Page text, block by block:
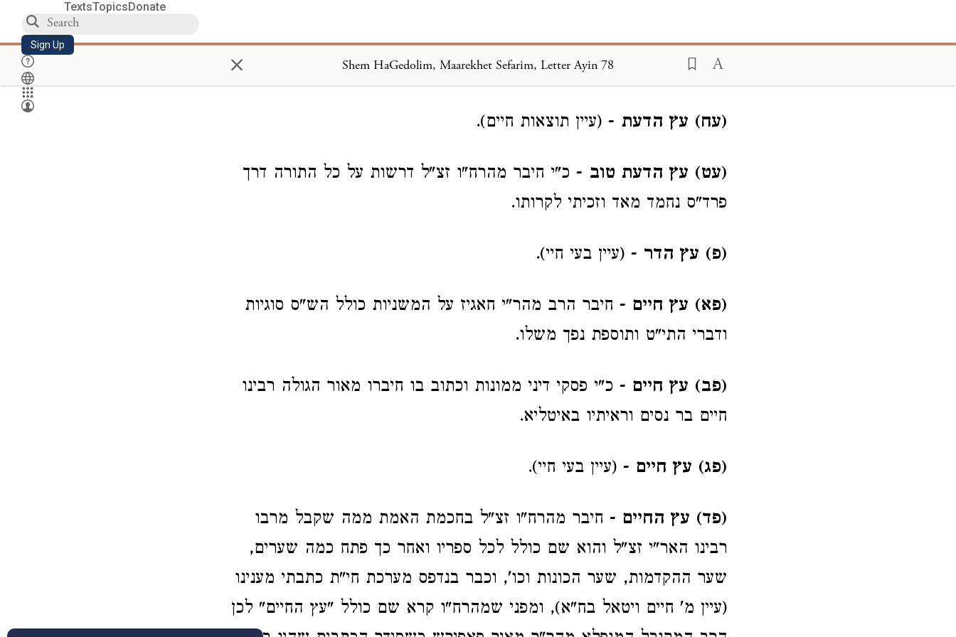
TextsTopicsDonate
Sign Up × Shem HaGedolim, Maarekhet Sefarim, Letter Ayin 78
(עח) עץ הדעת - (עיין תוצאות חיים).
(עט) עץ הדעת טוב - כ"י חיבר מהרח"ו זצ"ל דרשות על כל התורה דרך
פרד"ס נחמד מאד וזכיתי לקרותו.
(פ) עץ הדר - (עיין בעי חיי).
(פא) עץ חיים - חיבר הרב מהר"י חאגיז על המשניות כולל הש"ס סוגיות
ודברי התי"ט ותוספת נפך משלו.
(פב) עץ חיים - כ"י פסקי דיני ממונות וכתוב בו חיברו מאור הגולה רבינו
חיים בר נסים וראיתיו באיטליא.
(פג) עץ חיים - (עיין בעי חיי).
(פד) עץ החיים - חיבר מהרח"ו זצ"ל בחכמת האמת ממה שקבל מרבו
רבינו האר"י זצ"ל והוא שם כולל לכל ספריו ואחר כך פתח כמה שערים,
שער ההקדמות, שער הכונות וכו', וכבר בנדפס מערכת חי"ת כתבתי מענינו
(עיין מ' חיים ויטאל בח"א), ומפני שמהרח"ו קרא שם כולל "עץ החיים" לכן